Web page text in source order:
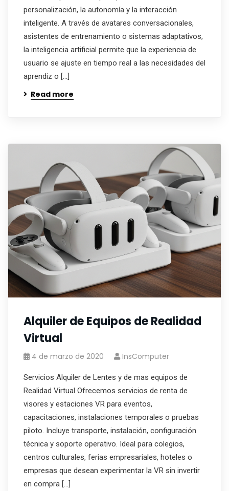
personalización, la autonomía y la interacción
inteligente. A través de avatares conversacionales,
asistentes de entrenamiento o sistemas adaptativos,
la inteligencia artificial permite que la experiencia de
usuario se ajuste en tiempo real a las necesidades del
aprendiz o […]
Read more
Alquiler de Equipos de Realidad
Virtual
4 de marzo de 2020 InsComputer
Servicios Alquiler de Lentes y de mas equipos de
Realidad Virtual Ofrecemos servicios de renta de
visores y estaciones VR para eventos,
capacitaciones, instalaciones temporales o pruebas
piloto. Incluye transporte, instalación, configuración
técnica y soporte operativo. Ideal para colegios,
centros culturales, ferias empresariales, hoteles o
empresas que desean experimentar la VR sin invertir
en compra […]